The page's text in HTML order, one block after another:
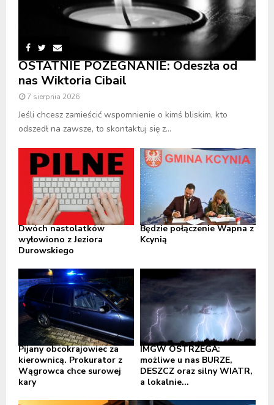
OSTATNIE POŻEGNANIE: Odeszła od
nas Wiktoria Cibail
7 sierpnia 2026
Jeśli chcesz zamieścić wspomnienie o kimś bliskim, kto
odszedł na zawsze, to skontaktuj się z...
Dwóch nastolatków
wyłowiono z Jeziora
Durowskiego
Będzie połączenie Wapna z
Kcynią
Pijany obcokrajowiec za
kierownicą. Prokurator z
Wągrowca chce surowej
kary
IMGW OSTRZEGA:
możliwe u nas BURZE,
DESZCZ oraz silny WIATR,
a lokalnie...